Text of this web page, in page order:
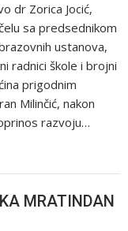
dr Zorica Jocić,
sa predsednikom
ustanova,
radnici škole i brojni
prigodnim
Milinčić, nakon
razvoju…
MRATINDAN